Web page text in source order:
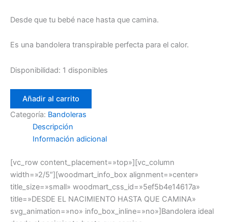
Desde que tu bebé nace hasta que camina.
Es una bandolera transpirable perfecta para el calor.
Disponibilidad: 1 disponibles
Añadir al carrito
Categoría: Bandoleras
Descripción
Información adicional
[vc_row content_placement=»top»][vc_column
width=»2/5″][woodmart_info_box alignment=»center»
title_size=»small» woodmart_css_id=»5ef5b4e14617a»
title=»DESDE EL NACIMIENTO HASTA QUE CAMINA»
svg_animation=»no» info_box_inline=»no»]Bandolera ideal